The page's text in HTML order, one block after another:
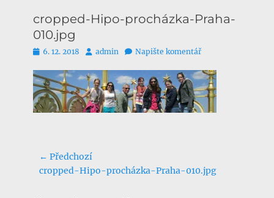
cropped-Hipo-procházka-Praha-
010.jpg
Publikováno
6. 12. 2018 Autoradmin Napište komentář
Navigace
pro
← Předchozí
Předchozí
cropped-Hipo-procházka-Praha-010.jpg